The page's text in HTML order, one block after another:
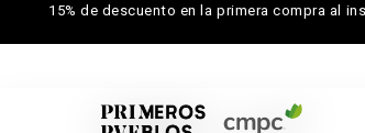
15% de descuento en la primera compra al